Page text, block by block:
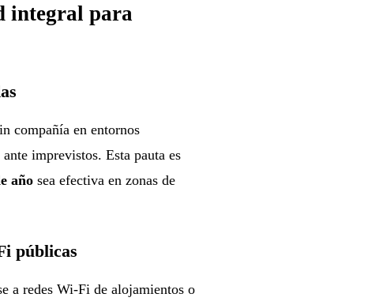
integral para
compañía en entornos
imprevistos. Esta pauta es
añosea efectiva en zonas de
públicas
a redes Wi-Fi de alojamientos o